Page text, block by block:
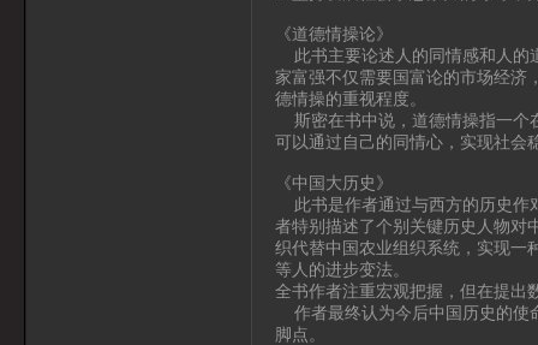
《道德情操论》
此书主要论述人的同情感和人的
家富强不仅需要国富论的市场经济
德情操的重视程度。
斯密在书中说，道德情操指一个
可以通过自己的同情心，实现社会
《中国大历史》
此书是作者通过与西方的历史作
者特别描述了个别关键历史人物对
织代替中国农业组织系统，实现一
等人的进步变法。
全书作者注重宏观把握，但在提出
作者最终认为今后中国历史的使
脚点。